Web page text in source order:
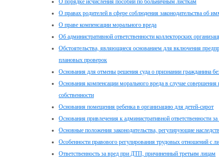
О порядке исчисления пособий по больничным листкам
О правах родителей в сфере соблюдения законодательства об
О праве компенсации морального вреда
Об административной ответственности коллекторских
Обстоятельства, являющиеся основанием для включения
плановых проверок
Основания для отмены решения суда о признании гражданина
Основания компенсации морального вреда в случае
собственности
Основания помещения ребенка в организацию для детей-сирот
Основания привлечения к административной ответственности
Основные положения законодательства, регулирующие
Особенности правового регулирования трудовых отношений с
Ответственность за вред при ДТП, причиненный третьим лицам